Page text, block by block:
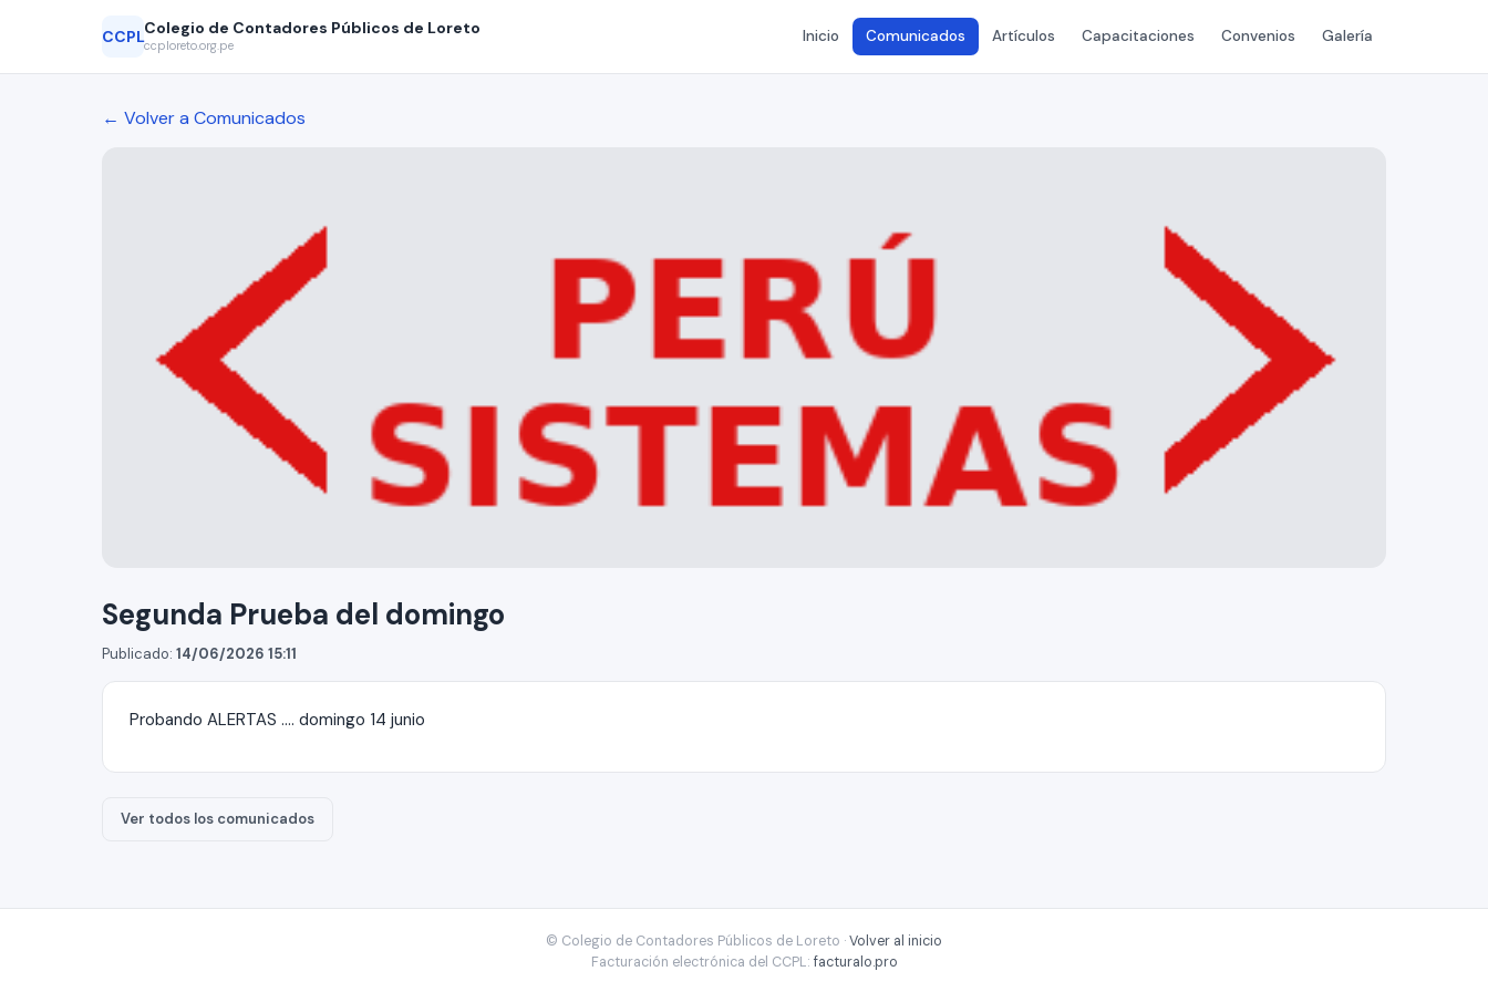
CCPLColegio de Contadores Públicos de Loreto
ccploreto.org.pe Inicio Comunicados Artículos Capacitaciones Convenios Galería
← Volver a Comunicados
Segunda Prueba del domingo
Publicado: 14/06/2026 15:11
Probando ALERTAS .... domingo 14 junio
Ver todos los comunicados
© Colegio de Contadores Públicos de Loreto ·Volver al inicio
Facturación electrónica del CCPL: facturalo.pro